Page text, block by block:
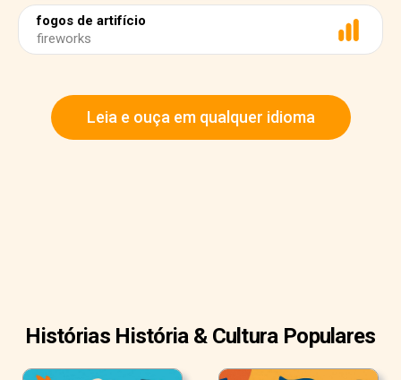
fogos de artifício
fireworks
Leia e ouça em qualquer idioma
Histórias História & Cultura Populares